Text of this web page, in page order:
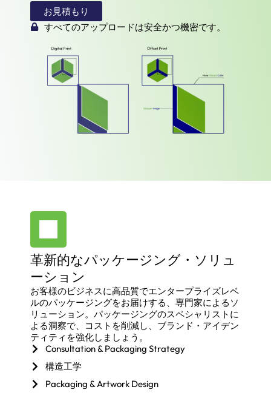
お見積もり
すべてのアップロードは安全かつ機密です。
革新的なパッケージング・ソリュ
ーション
お客様のビジネスに高品質でエンタープライズレベ
ルのパッケージングをお届けする、専門家によるソ
リューション。パッケージングのスペシャリストに
よる洞察で、コストを削減し、ブランド・アイデン
ティティを強化しましょう。
Consultation & Packaging Strategy
構造工学
Packaging & Artwork Design